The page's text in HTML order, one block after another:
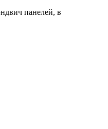
панелей, в